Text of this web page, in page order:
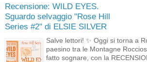
Recensione: WILD EYES.
Sguardo selvaggio "Rose Hill
Series #2" di ELSIE SILVER
Salve lettori! ✨ Oggi si torna a
paesino tra le Montagne
fatto sognare, con la